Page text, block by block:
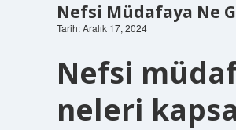
Nefsi Müdafaya Ne
Tarih: Aralık 17, 2024
Nefsi
neleri